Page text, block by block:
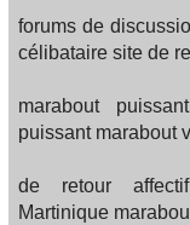
forums de
célibataire site de
marabout
puissant marabout
de retour
Martinique